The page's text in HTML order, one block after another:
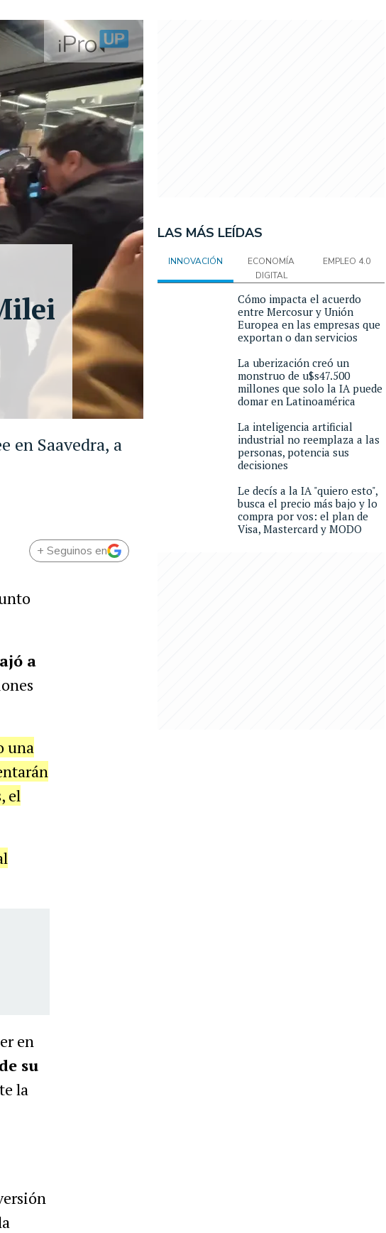
en Saavedra, a
+ Seguinos en
a
una
el
en
su
la
LAS MÁS LEÍDAS
INNOVACIÓN
ECONOMÍA
DIGITAL
EMPLEO 4.0
Cómo impacta el acuerdo
entre Mercosur y Unión
Europea en las empresas que
exportan o dan servicios
La uberización creó un
monstruo de u$s47.500
millones que solo la IA puede
domar en Latinoamérica
La inteligencia artificial
industrial no reemplaza a las
personas, potencia sus
decisiones
Le decís a la IA "quiero esto",
busca el precio más bajo y lo
compra por vos: el plan de
Visa, Mastercard y MODO